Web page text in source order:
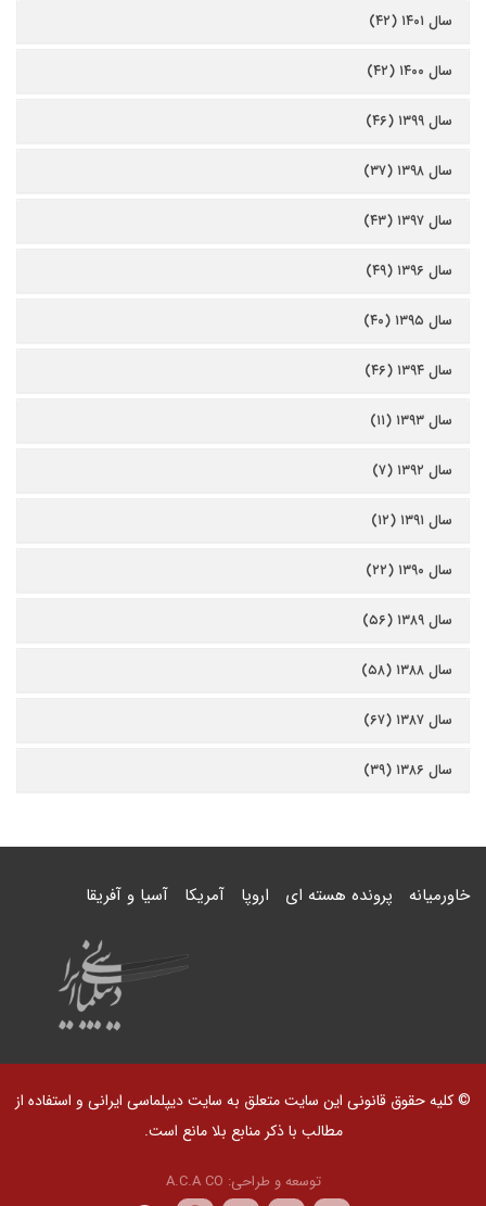
سال ۱۴۰۱ (۴۲)
سال ۱۴۰۰ (۴۲)
سال ۱۳۹۹ (۴۶)
سال ۱۳۹۸ (۳۷)
سال ۱۳۹۷ (۴۳)
سال ۱۳۹۶ (۴۹)
سال ۱۳۹۵ (۴۰)
سال ۱۳۹۴ (۴۶)
سال ۱۳۹۳ (۱۱)
سال ۱۳۹۲ (۷)
سال ۱۳۹۱ (۱۲)
سال ۱۳۹۰ (۲۲)
سال ۱۳۸۹ (۵۶)
سال ۱۳۸۸ (۵۸)
سال ۱۳۸۷ (۶۷)
سال ۱۳۸۶ (۳۹)
خاورمیانه پرونده هسته ای اروپا آمریکا آسیا و آفریقا
© کلیه حقوق قانونی این سایت متعلق به سایت دیپلماسی ایرانی و استفاده از
مطالب با ذکر منابع بلا مانع است.
توسعه و طراحی: A.C.A CO